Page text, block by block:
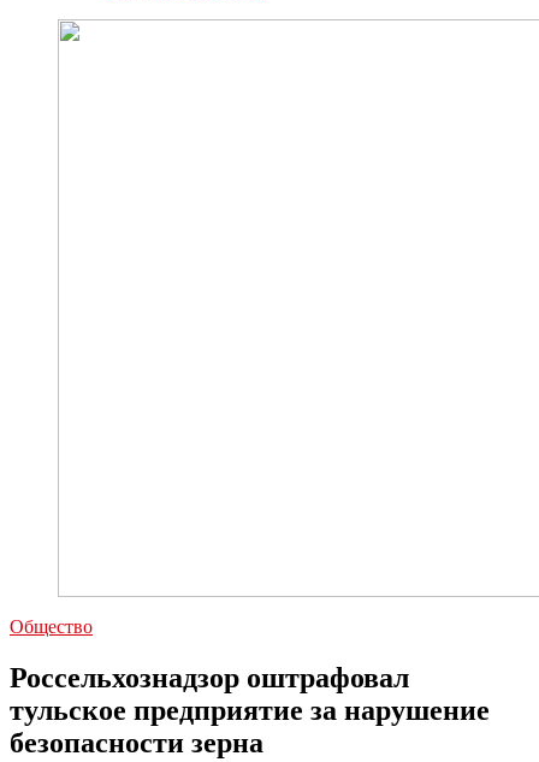
Общество
Россельхознадзор оштрафовал
тульское предприятие за нарушение
безопасности зерна